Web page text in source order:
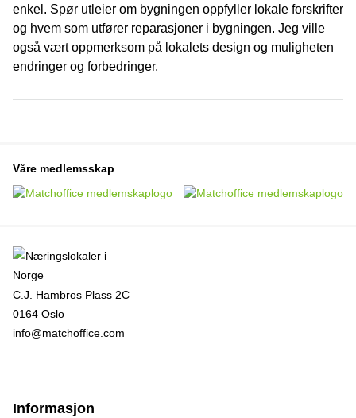
enkel. Spør utleier om bygningen oppfyller lokale forskrifter
og hvem som utfører reparasjoner i bygningen. Jeg ville
også vært oppmerksom på lokalets design og muligheten
endringer og forbedringer.
Våre medlemsskap
C.J. Hambros Plass 2C
0164 Oslo
info@matchoffice.com
Informasjon